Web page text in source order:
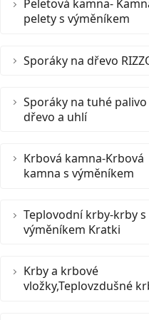
Peletová kamna-
pelety s výměníkem
Sporáky na dřevo
Sporáky na tuhé palivo
dřevo a uhlí
Krbová kamna-Krbová
kamna s výměníkem
Teplovodní krby-krby s
výměníkem Kratki
Krby a krbové
vložky,Teplovzdušné